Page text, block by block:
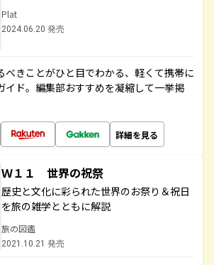
Plat
2024.06.20 発売
べきことがひと目でわかる、軽くて携帯に
イド。編集部おすすめを凝縮して一挙掲
詳細を見る
Ｗ１１ 世界の祝祭
歴史と文化に彩られた世界のお祭り＆祝日
を旅の雑学とともに解説
旅の図鑑
2021.10.21 発売